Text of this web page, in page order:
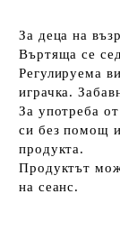
За деца на
Въртяща се
Регулируема
играчка.
За употреба
си без помощ
продукта.
Продуктът
на сеанс.